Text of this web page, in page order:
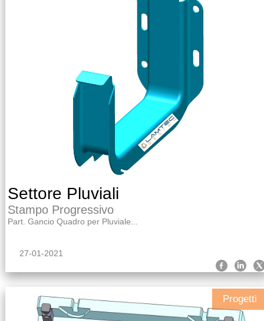
Settore Pluviali
Stampo Progressivo
Part. Gancio Quadro per Pluviale...
27-01-2021
Progetti